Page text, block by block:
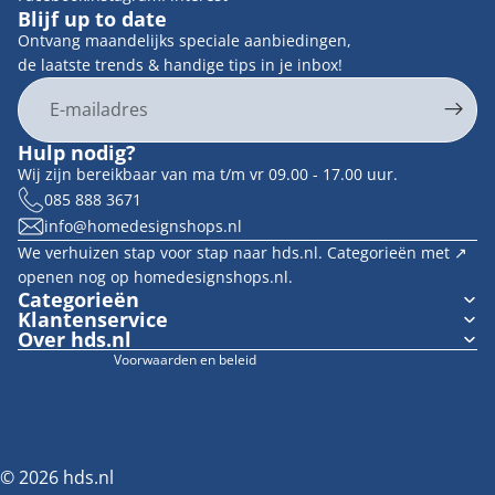
Blijf up to date
Ontvang maandelijks speciale aanbiedingen,
de laatste trends & handige tips in je inbox!
E-mail
Hulp nodig?
Wij zijn bereikbaar van ma t/m vr 09.00 - 17.00 uur.
085 888 3671
info@homedesignshops.nl
We verhuizen stap voor stap naar hds.nl. Categorieën met ↗︎
openen nog op homedesignshops.nl.
Categorieën
Klantenservice
Over hds.nl
© 2026 hds.nl
Voorwaarden en beleid
Contactgegevens
Terugbetalingsbeleid
Algemene voorwaarden
Verzendbeleid
Wettelijke kennisgeving
Cookievoorkeuren